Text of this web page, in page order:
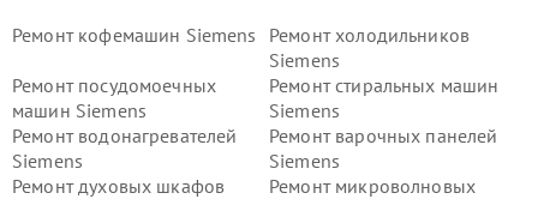
Ремонт кофемашин Siemens
Ремонт холодильников
Siemens
Ремонт посудомоечных
машин Siemens
Ремонт стиральных машин
Siemens
Ремонт водонагревателей
Siemens
Ремонт варочных панелей
Siemens
Ремонт духовых шкафов
Ремонт микроволновых